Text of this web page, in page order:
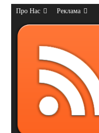
Про Нас Реклама